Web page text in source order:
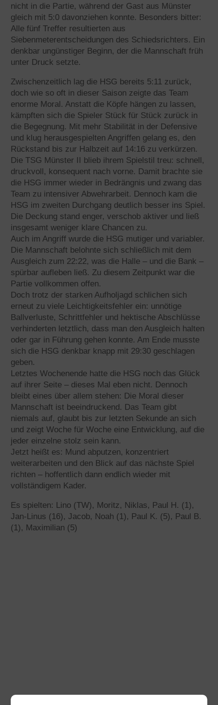
nicht in die Partie, während der Gast aus Münster
gleich mit 5:0 davonziehen konnte. Besonders bitter:
Alle fünf Treffer resultierten aus
Siebenmeterentscheidungen des Schiedsrichters. Ein
denkbar ungünstiger Beginn, der die Mannschaft früh
unter Druck setzte.
Zwischenzeitlich lag die HSG bereits 5:11 zurück,
doch wie so oft in dieser Saison zeigte das Team
enorme Moral. Anstatt die Köpfe hängen zu lassen,
kämpften sich die Spieler Stück für Stück zurück in
die Begegnung. Mit mehr Stabilität in der Defensive
und klug herausgespielten Angriffen gelang es, den
Rückstand bis zur Halbzeit auf 14:16 zu verkürzen.
Die TSG Münster II blieb ihrem Spielstil treu: schnell,
druckvoll, konsequent nach vorne. Damit brachte sie
die HSG immer wieder in Bedrängnis und zwang das
Team zu intensiver Abwehrarbeit. Dennoch kam die
HSG im zweiten Durchgang deutlich besser ins Spiel.
Die Deckung stand enger, verschob aktiver und ließ
insgesamt weniger klare Chancen zu.
Auch im Angriff wurde die HSG mutiger und variabler.
Die Mannschaft belohnte sich schließlich mit dem
Ausgleich zum 22:22, was die Halle – und die Bank –
spürbar aufleben ließ. Zu diesem Zeitpunkt war die
Partie vollkommen offen.
Doch trotz der starken Aufholjagd schlichen sich
erneut zu viele Leichtigkeitsfehler ein: unnötige
Ballverluste, Schrittfehler und hektische Abschlüsse
verhinderten letztlich, dass man den Ausgleich halten
oder gar in Führung gehen konnte. Am Ende musste
sich die HSG denkbar knapp mit 29:30 geschlagen
geben.
Letztes Wochenende hatte die HSG noch das Glück
auf ihrer Seite – dieses Mal eben nicht. Dennoch
bleibt eines über allem stehen: Die Moral dieser
Mannschaft ist beeindruckend. Das Team gibt
niemals auf, glaubt bis zur letzten Sekunde an sich
und zeigt Woche für Woche eine Entwicklung, auf die
jeder einzelne stolz sein kann.
Jetzt heißt es: Mund abputzen, konzentriert
weiterarbeiten und den Blick auf das nächste Spiel
richten – hoffentlich dann endlich wieder mit
vollständigem Kader.
Es spielten: Lino (TW), Moritz, Niklas, Paul H. (1),
Jan-Linus (16), Jacob, Noah (1), Paul K. (5), Paul B.
(1), Maximilian (5)